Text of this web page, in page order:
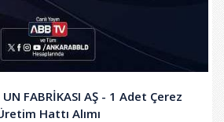
UN FABRİKASI AŞ - 1 Adet Çerez
Hattı Alımı